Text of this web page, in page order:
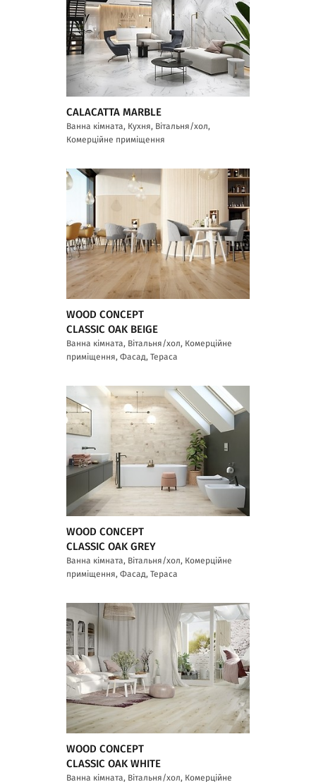
CALACATTA MARBLE
Ванна кімната, Кухня, Вітальня/хол,
Комерційне приміщення
WOOD CONCEPT
CLASSIC OAK BEIGE
Ванна кімната, Вітальня/хол, Комерційне
приміщення, Фасад, Тераса
WOOD CONCEPT
CLASSIC OAK GREY
Ванна кімната, Вітальня/хол, Комерційне
приміщення, Фасад, Тераса
WOOD CONCEPT
CLASSIC OAK WHITE
Ванна кімната, Вітальня/хол, Комерційне